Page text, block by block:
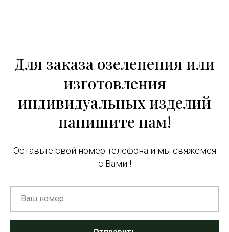
Для заказа озеленения или
изготовления
индивидуальных изделий
напишите нам!
Оставьте свой номер телефона и мы свяжемся
с Вами !